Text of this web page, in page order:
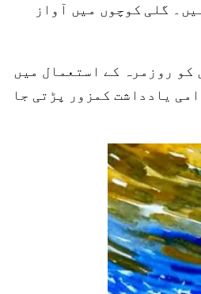
گلی کوچوں میں آواز
کو روزمرہ کے استعمال میں
یادداشت کمزور پڑتی جا